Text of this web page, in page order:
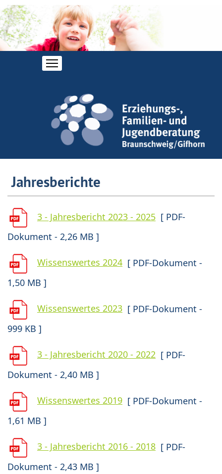
Jahresberichte
3 - Jahresbericht 2023 - 2025 [ PDF-
Dokument - 2,26 MB ]
Wissenswertes 2024 [ PDF-Dokument -
1,50 MB ]
Wissenswertes 2023 [ PDF-Dokument -
999 KB ]
3 - Jahresbericht 2020 - 2022 [ PDF-
Dokument - 2,40 MB ]
Wissenswertes 2019 [ PDF-Dokument -
1,61 MB ]
3 - Jahresbericht 2016 - 2018 [ PDF-
Dokument - 2,43 MB ]